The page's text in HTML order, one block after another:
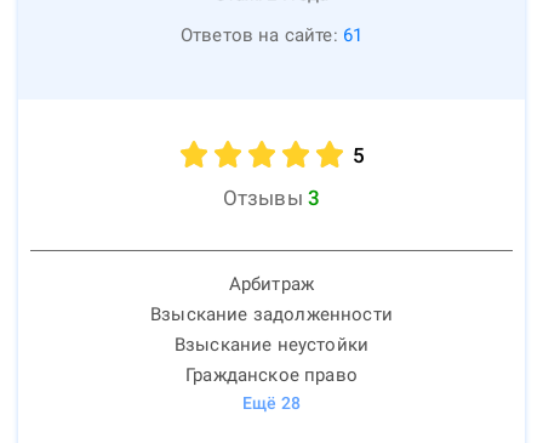
Ответов на сайте: 61
5
Отзывы 3
Арбитраж
Взыскание задолженности
Взыскание неустойки
Гражданское право
Ещё 28